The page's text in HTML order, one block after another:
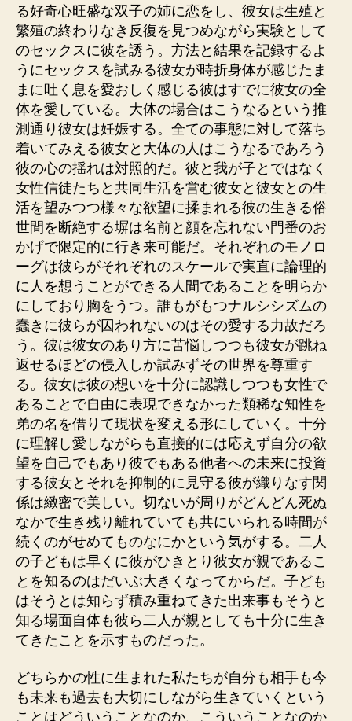
る好奇心旺盛な双子の姉に恋をし、彼女は生殖と
繁殖の終わりなき反復を見つめながら実験として
のセックスに彼を誘う。方法と結果を記録するよ
うにセックスを試みる彼女が時折身体が感じたま
まに吐く息を愛おしく感じる彼はすでに彼女の全
体を愛している。大体の場合はこうなるという推
測通り彼女は妊娠する。全ての事態に対して落ち
着いてみえる彼女と大体の人はこうなるであろう
彼の心の揺れは対照的だ。彼と我が子とではなく
女性信徒たちと共同生活を営む彼女と彼女との生
活を望みつつ様々な欲望に揉まれる彼の生きる俗
世間を断絶する塀は名前と顔を忘れない門番のお
かげで限定的に行き来可能だ。それぞれのモノロ
ーグは彼らがそれぞれのスケールで実直に論理的
に人を想うことができる人間であることを明らか
にしており胸をうつ。誰もがもつナルシシズムの
蠢きに彼らが囚われないのはその愛する力故だろ
う。彼は彼女のあり方に苦悩しつつも彼女が跳ね
返せるほどの侵入しか試みずその世界を尊重す
る。彼女は彼の想いを十分に認識しつつも女性で
あることで自由に表現できなかった類稀な知性を
弟の名を借りて現状を変える形にしていく。十分
に理解し愛しながらも直接的には応えず自分の欲
望を自己でもあり彼でもある他者への未来に投資
する彼女とそれを抑制的に見守る彼が織りなす関
係は緻密で美しい。切ないが周りがどんどん死ぬ
なかで生き残り離れていても共にいられる時間が
続くのがせめてものなにかという気がする。二人
の子どもは早くに彼がひきとり彼女が親であるこ
とを知るのはだいぶ大きくなってからだ。子ども
はそうとは知らず積み重ねてきた出来事もそうと
知る場面自体も彼ら二人が親としても十分に生き
てきたことを示すものだった。
どちらかの性に生まれた私たちが自分も相手も今
も未来も過去も大切にしながら生きていくという
ことはどういうことなのか、こういうことなのか